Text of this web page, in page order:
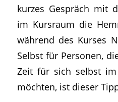
kurzes Gespräch mit
im Kursraum die
während des Kurses
Selbst für Personen,
Zeit für sich selbst im
möchten, ist dieser